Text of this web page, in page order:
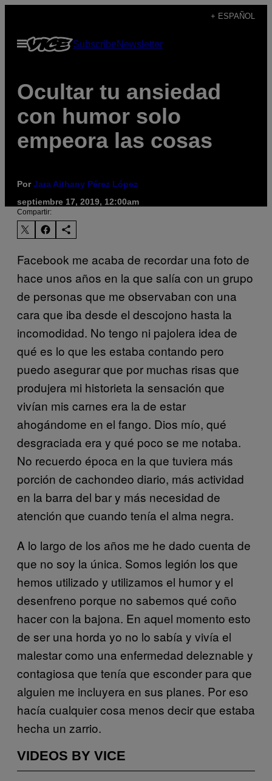
contenido
+ ESPAÑOL
Abrir
Menú
SubscribeNewsletter
Ocultar tu ansiedad
con humor solo
empeora las cosas
PorJara Aithany Pérez López
septiembre 17, 2019, 12:00am
Compartir:
Facebook me acaba de recordar una foto de
hace unos años en la que salía con un grupo
de personas que me observaban con una
cara que iba desde el descojono hasta la
incomodidad. No tengo ni pajolera idea de
qué es lo que les estaba contando pero
puedo asegurar que por muchas risas que
produjera mi historieta la sensación que
vivían mis carnes era la de estar
ahogándome en el fango. Dios mío, qué
desgraciada era y qué poco se me notaba.
No recuerdo época en la que tuviera más
porción de cachondeo diario, más actividad
en la barra del bar y más necesidad de
atención que cuando tenía el alma negra.
A lo largo de los años me he dado cuenta de
que no soy la única. Somos legión los que
hemos utilizado y utilizamos el humor y el
desenfreno porque no sabemos qué coño
hacer con la bajona. En aquel momento esto
de ser una horda yo no lo sabía y vivía el
malestar como una enfermedad deleznable y
contagiosa que tenía que esconder para que
alguien me incluyera en sus planes. Por eso
hacía cualquier cosa menos decir que estaba
hecha un zarrio.
VIDEOS BY VICE